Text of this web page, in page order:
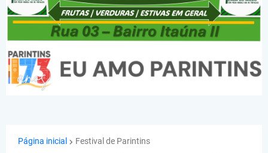
Página inicial Festival de Parintins